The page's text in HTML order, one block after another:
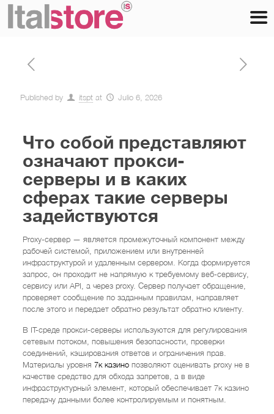
Published by itspt at Julio 6, 2026
Что собой представляют
означают прокси-
серверы и в каких
сферах такие серверы
задействуются
Proxy-сервер — является промежуточный компонент между
рабочей системой, приложением или внутренней
инфраструктурой и удаленным сервером. Когда формируется
запрос, он проходит не напрямую к требуемому веб-сервису,
сервису или API, а через proxy. Сервер получает обращение,
проверяет сообщение по заданным правилам, направляет
после этого и передает обратно результат обратно клиенту.
В IT-среде прокси-серверы используются для регулирования
сетевым потоком, повышения безопасности, проверки
соединений, кэширования ответов и ограничения прав.
Материалы уровня 7к казинопозволяют оценивать proxy не в
качестве средство для обхода запретов, а в виде
инфраструктурный элемент, который обеспечивает 7к казино
передачу данными более контролируемым и понятным.